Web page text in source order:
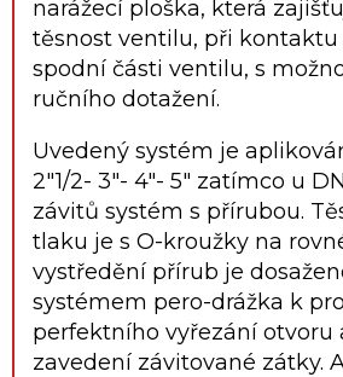
narážecí ploška, která
těsnost ventilu, při kontaktu
spodní části ventilu, s
ručního dotažení.
Uvedený systém je
2″1/2- 3″- 4″- 5″ zatímco u
závitů systém s přírubou.
tlaku je s O-kroužky na
vystředění přírub je
systémem pero-drážka k
perfektního vyřezání otvoru
zavedení závitované zátky.